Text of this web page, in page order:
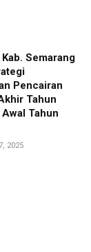
Semarang
Pencairan
Tahun
Tahun
2025